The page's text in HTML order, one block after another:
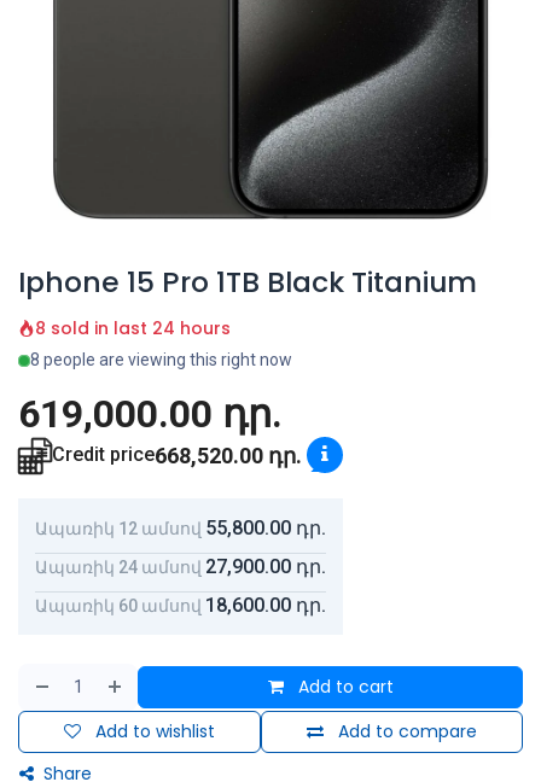
Iphone 15 Pro 1TB Black Titanium
8 sold in last 24 hours
8 people are viewing this right now
619,000.00 դր.
Credit price668,520.00 դր.
Ապառիկ 12 ամսով 55,800.00 դր.
Ապառիկ 24 ամսով 27,900.00 դր.
Ապառիկ 60 ամսով 18,600.00 դր.
Add to cart
Add to compare
Add to wishlist
Share